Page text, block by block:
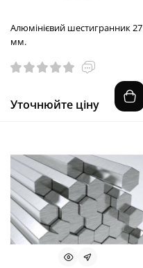
Алюмінієвий шестигранник 27
мм.
Уточнюйте ціну